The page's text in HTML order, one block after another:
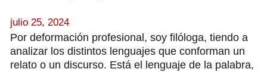
julio 25, 2024
Por deformación profesional, soy filóloga, tiendo a
analizar los distintos lenguajes que conforman un
relato o un discurso. Está el lenguaje de la palabra,